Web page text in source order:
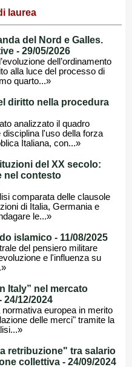
laurea
del Nord e Galles.
- 29/05/2026
dell’ordinamento
alla luce del processo di
quarto...»
diritto nella procedura
analizzato il quadro
l'uso della forza
Italiana, con...»
del XX secolo:
nel contesto
comparata delle clausole
di Italia, Germania e
le...»
islamico - 11/08/2025
del pensiero militare
e l'influenza su
Italy” nel mercato
12/2024
europea in merito
delle merci" tramite la
retribuzione" tra salario
collettiva - 24/09/2024